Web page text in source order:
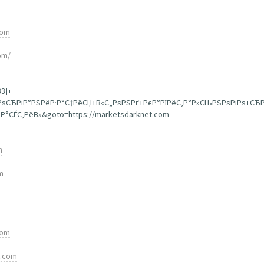
marketsdarknet.com